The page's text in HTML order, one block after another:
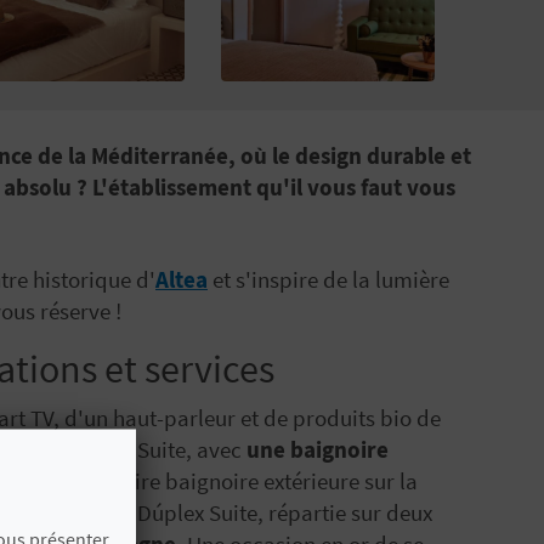
de la Méditerranée, où le design durable et
? L'établissement qu'il vous faut vous
historique d'Altea et s'inspire de la lumière
réserve !
et services
TV, d'un haut-parleur et de produits bio de
Junior Suite, avec une baignoire
spectaculaire baignoire extérieure sur la
Terrace Dúplex Suite, répartie sur deux
présenter